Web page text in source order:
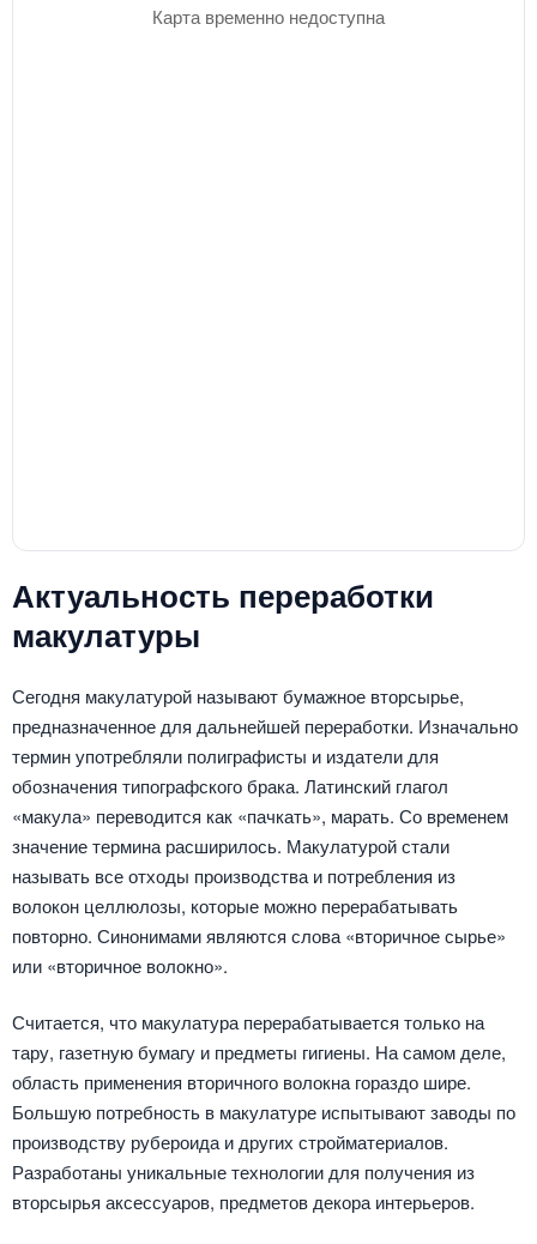
Карта временно недоступна
Актуальность переработки
макулатуры
Сегодня макулатурой называют бумажное вторсырье,
предназначенное для дальнейшей переработки. Изначально
термин употребляли полиграфисты и издатели для
обозначения типографского брака. Латинский глагол
«макула» переводится как «пачкать», марать. Со временем
значение термина расширилось. Макулатурой стали
называть все отходы производства и потребления из
волокон целлюлозы, которые можно перерабатывать
повторно. Синонимами являются слова «вторичное сырье»
или «вторичное волокно».
Считается, что макулатура перерабатывается только на
тару, газетную бумагу и предметы гигиены. На самом деле,
область применения вторичного волокна гораздо шире.
Большую потребность в макулатуре испытывают заводы по
производству рубероида и других стройматериалов.
Разработаны уникальные технологии для получения из
вторсырья аксессуаров, предметов декора интерьеров.